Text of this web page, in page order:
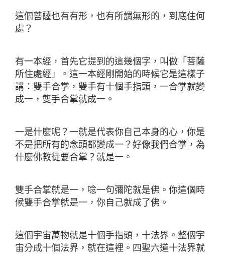
這個菩薩也有有形，也有所謂無形的，到底住何
處？
有一本經，首先它提到的這幾個字，叫做「菩薩
所住處經」。這一本經剛開始的時候它是這樣子
講：雙手合掌，雙手有十個手指頭，一合掌就變
成一，雙手合掌就成一。
一是什麼呢？一就是代表你自己本身的心，你是
不是把所有的念頭都變成一？好像我們合掌，為
什麼佛教徒要合掌？就是一。
雙手合掌就是一，唸一句彌陀就是佛。你這個時
候雙手合掌就是一，你自己就成了佛。
這個宇宙萬物就是十個手指頭，十法界。整個宇
宙分成十個法界，就在這裡。四聖六道十法界就